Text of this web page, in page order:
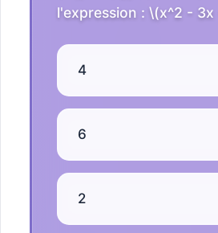
l'expression : \(x^2 - 3x
4
6
2